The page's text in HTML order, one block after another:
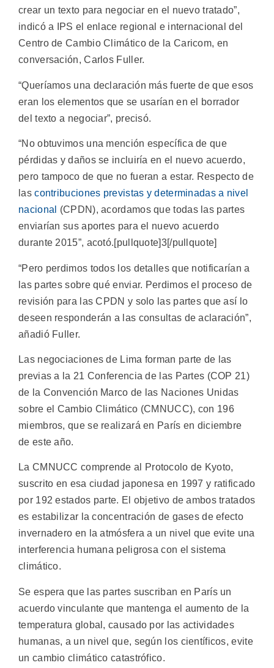
crear un texto para negociar en el nuevo tratado”,
indicó a IPS el enlace regional e internacional del
Centro de Cambio Climático de la Caricom, en
conversación, Carlos Fuller.
“Queríamos una declaración más fuerte de que esos
eran los elementos que se usarían en el borrador
del texto a negociar”, precisó.
“No obtuvimos una mención específica de que
pérdidas y daños se incluiría en el nuevo acuerdo,
pero tampoco de que no fueran a estar. Respecto de
lascontribuciones previstas y determinadas a nivel
nacional
(CPDN), acordamos que todas las partes
enviarían sus aportes para el nuevo acuerdo
durante 2015”, acotó.[pullquote]3[/pullquote]
“Pero perdimos todos los detalles que notificarían a
las partes sobre qué enviar. Perdimos el proceso de
revisión para las CPDN y solo las partes que así lo
deseen responderán a las consultas de aclaración”,
añadió Fuller.
Las negociaciones de Lima forman parte de las
previas a la 21 Conferencia de las Partes (COP 21)
de la Convención Marco de las Naciones Unidas
sobre el Cambio Climático (CMNUCC), con 196
miembros, que se realizará en París en diciembre
de este año.
La CMNUCC comprende al Protocolo de Kyoto,
suscrito en esa ciudad japonesa en 1997 y ratificado
por 192 estados parte. El objetivo de ambos tratados
es estabilizar la concentración de gases de efecto
invernadero en la atmósfera a un nivel que evite una
interferencia humana peligrosa con el sistema
climático.
Se espera que las partes suscriban en París un
acuerdo vinculante que mantenga el aumento de la
temperatura global, causado por las actividades
humanas, a un nivel que, según los científicos, evite
un cambio climático catastrófico.